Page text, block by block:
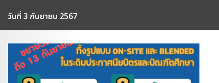
วันที่ 3 กันยายน 2567